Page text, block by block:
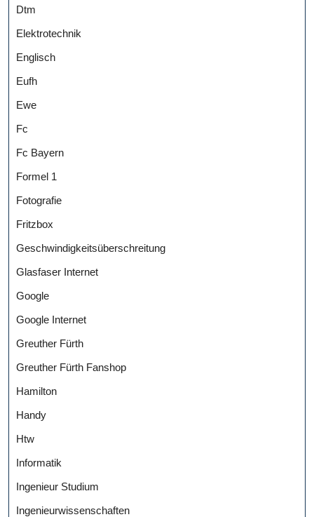
Dtm
Elektrotechnik
Englisch
Eufh
Ewe
Fc
Fc Bayern
Formel 1
Fotografie
Fritzbox
Geschwindigkeitsüberschreitung
Glasfaser Internet
Google
Google Internet
Greuther Fürth
Greuther Fürth Fanshop
Hamilton
Handy
Htw
Informatik
Ingenieur Studium
Ingenieurwissenschaften